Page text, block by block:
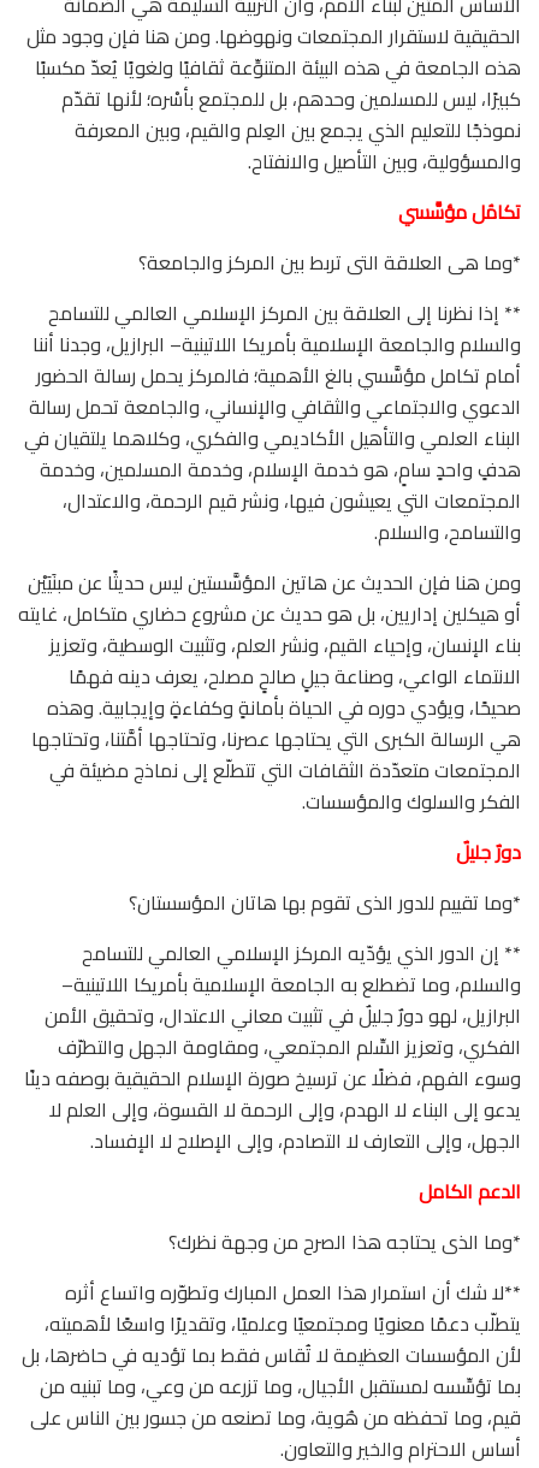
الحقيقية لاستقرار المجتمعات ونهوضها. ومن هنا فإن وجود مثل
هذه الجامعة في هذه البيئة المتنوِّعة ثقافيًا ولغويًا يُعدّ مكسبًا
كبيرًا، ليس للمسلمين وحدهم، بل للمجتمع بأسْره؛ لأنها تقدّم
نموذجًا للتعليم الذي يجمع بين العِلم والقيم، وبين المعرفة
والمسؤولية، وبين التأصيل والانفتاح.
تكامُل مؤسَّسي
*وما هى العلاقة التى تربط بين المركز والجامعة؟
** إذا نظرنا إلى العلاقة بين المركز الإسلامي العالمي للتسامح
والسلام والجامعة الإسلامية بأمريكا اللاتينية– البرازيل، وجدنا أننا
أمام تكامل مؤسَّسي بالغ الأهمية؛ فالمركز يحمل رسالة الحضور
الدعوي والاجتماعي والثقافي والإنساني، والجامعة تحمل رسالة
البناء العلمي والتأهيل الأكاديمي والفكري، وكلاهما يلتقيان في
هدفٍ واحدٍ سامٍ، هو خدمة الإسلام، وخدمة المسلمين، وخدمة
المجتمعات التي يعيشون فيها، ونشر قيم الرحمة، والاعتدال،
والتسامح، والسلام.
ومن هنا فإن الحديث عن هاتين المؤسَّستين ليس حديثًا عن مبنَيَيْن
أو هيكلين إداريين، بل هو حديث عن مشروع حضاري متكامل، غايته
بناء الإنسان، وإحياء القيم، ونشر العلم، وتثبيت الوسطية، وتعزيز
الانتماء الواعي، وصناعة جيلٍ صالحٍ مصلح، يعرف دينه فهمًا
صحيحًا، ويؤدي دوره في الحياة بأمانةٍ وكفاءةٍ وإيجابية. وهذه
هي الرسالة الكبرى التي يحتاجها عصرنا، وتحتاجها أمَّتنا، وتحتاجها
المجتمعات متعدّدة الثقافات التي تتطلّع إلى نماذج مضيئة في
الفكر والسلوك والمؤسسات.
دورٌ جليلٌ
*وما تقييم للدور الذى تقوم بها هاتان المؤسستان؟
** إن الدور الذي يؤدّيه المركز الإسلامي العالمي للتسامح
والسلام، وما تضطلع به الجامعة الإسلامية بأمريكا اللاتينية–
البرازيل، لهو دورٌ جليلٌ في تثبيت معاني الاعتدال، وتحقيق الأمن
الفكري، وتعزيز السِّلم المجتمعي، ومقاومة الجهل والتطرّف
وسوء الفهم، فضلًا عن ترسيخ صورة الإسلام الحقيقية بوصفه دينًا
يدعو إلى البناء لا الهدم، وإلى الرحمة لا القسوة، وإلى العلم لا
الجهل، وإلى التعارف لا التصادم، وإلى الإصلاح لا الإفساد.
الدعم الكامل
*وما الذى يحتاجه هذا الصرح من وجهة نظرك؟
**لا شك أن استمرار هذا العمل المبارك وتطوّره واتساع أثره
يتطلّب دعمًا معنويًا ومجتمعيًا وعلميًا، وتقديرًا واسعًا لأهميته،
لأن المؤسسات العظيمة لا تُقاس فقط بما تؤديه في حاضرها، بل
بما تؤسِّسه لمستقبل الأجيال، وما تزرعه من وعي، وما تبنيه من
قيم، وما تحفظه من هُوية، وما تصنعه من جسور بين الناس على
أساس الاحترام والخير والتعاون.